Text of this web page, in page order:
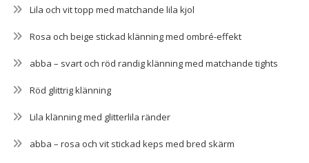
Lila och vit topp med matchande lila kjol
Rosa och beige stickad klänning med ombré-effekt
abba – svart och röd randig klänning med matchande tights
Röd glittrig klänning
Lila klänning med glitterlila ränder
abba – rosa och vit stickad keps med bred skärm